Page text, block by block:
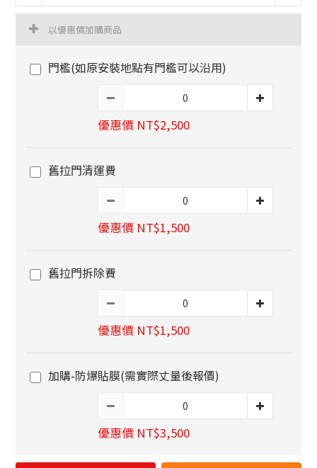
以優惠價加購商品
門檻(如原安裝地點有門檻可以沿用)
優惠價 NT$2,500
舊拉門清運費
優惠價 NT$1,500
舊拉門拆除費
優惠價 NT$1,500
加購-防爆貼膜(需實際丈量後報價)
優惠價 NT$3,500